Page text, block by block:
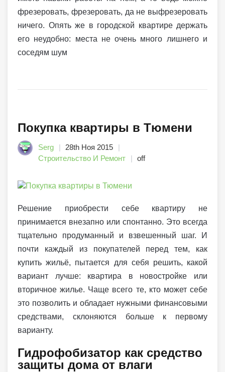
фрезеровать, фрезеровать, да не выфрезеровать
ничего. Опять же в городской квартире держать
его неудобно: места не очень много лишнего и
соседям шум
Покупка квартиры в Тюмени
Serg
28th Ноя 2015
Строительство И Ремонт
off
Решение приобрести себе квартиру не
принимается внезапно или спонтанно. Это всегда
тщательно продуманный и взвешенный шаг. И
почти каждый из покупателей перед тем, как
купить жильё, пытается для себя решить, какой
вариант лучше: квартира в новостройке или
вторичное жилье. Чаще всего те, кто может себе
это позволить и обладает нужными финансовыми
средствами, склоняются больше к первому
варианту.
Гидрофобизатор как средство
защиты дома от влаги